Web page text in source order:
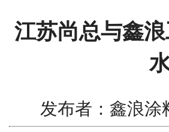
江苏尚总与鑫
发布者：鑫浪涂